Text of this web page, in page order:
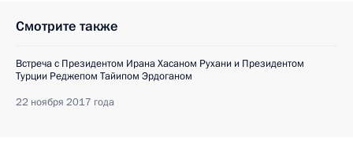
Смотрите также
Встреча с Президентом Ирана Хасаном Рухани и Президентом
Турции Реджепом Тайипом Эрдоганом
22 ноября 2017 года